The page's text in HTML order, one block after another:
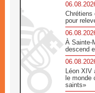
Chrétiens
pour
À Sainte-
descend
Léon XIV
le monde
saints»